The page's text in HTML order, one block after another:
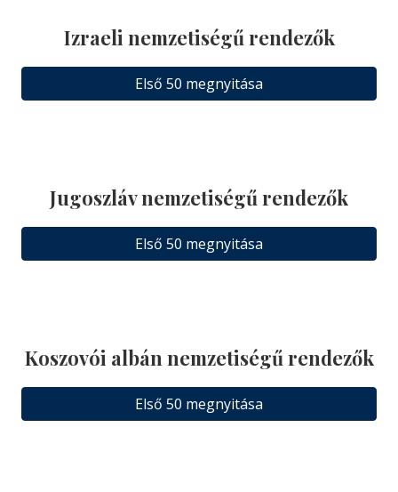
Izraeli nemzetiségű rendezők
Első 50 megnyitása
Jugoszláv nemzetiségű rendezők
Első 50 megnyitása
Koszovói albán nemzetiségű rendezők
Első 50 megnyitása